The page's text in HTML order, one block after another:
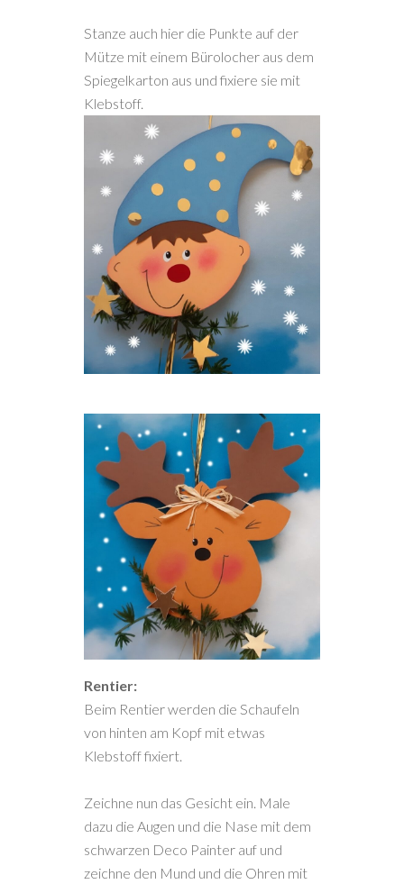
Stanze auch hier die Punkte auf der
Mütze mit einem Bürolocher aus dem
Spiegelkarton aus und fixiere sie mit
Klebstoff.
Rentier:
Beim Rentier werden die Schaufeln
von hinten am Kopf mit etwas
Klebstoff fixiert.
Zeichne nun das Gesicht ein. Male
dazu die Augen und die Nase mit dem
schwarzen Deco Painter auf und
zeichne den Mund und die Ohren mit